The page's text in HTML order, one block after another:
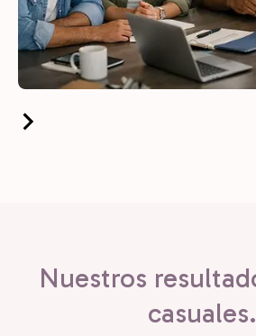
Nuestros
casuales.